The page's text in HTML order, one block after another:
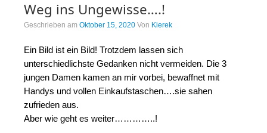
Weg ins Ungewisse….!
Geschrieben am Oktober 15, 2020 Von Kierek
Ein Bild ist ein Bild! Trotzdem lassen sich
unterschiedlichste Gedanken nicht vermeiden. Die 3
jungen Damen kamen an mir vorbei, bewaffnet mit
Handys und vollen Einkaufstaschen….sie sahen
zufrieden aus.
Aber wie geht es weiter…………..!